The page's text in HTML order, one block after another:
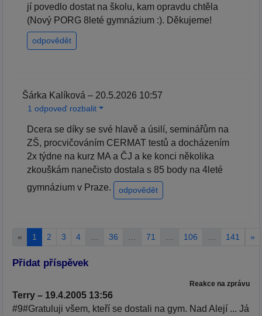
jí povedlo dostat na školu, kam opravdu chtěla
(Nový PORG 8leté gymnázium :). Děkujeme!
odpovědět
Šárka Kalíková – 20.5.2026 10:57
1 odpoveď rozbalit
Dcera se díky se své hlavě a úsilí, seminářům na
ZŠ, procvičováním CERMAT testů a docházením
2x týdne na kurz MA a ČJ a ke konci několika
zkouškám nanečisto dostala s 85 body na 4leté
gymnázium v Praze.
odpovědět
« 1 2 3 4 36 71 106 141 »
Přidat příspěvek
Reakce na zprávu
Terry – 19.4.2005 13:56
#9#Gratuluji všem, kteří se dostali na gym. Nad Alejí ... Já